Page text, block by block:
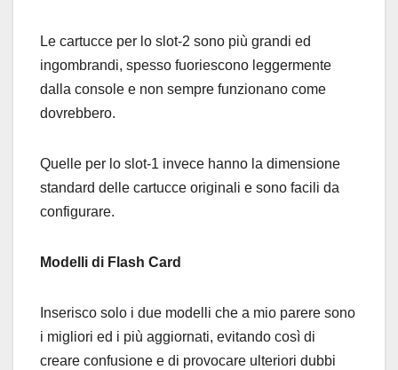
Le cartucce per lo slot-2 sono più grandi ed
ingombrandi, spesso fuoriescono leggermente
dalla console e non sempre funzionano come
dovrebbero.
Quelle per lo slot-1 invece hanno la dimensione
standard delle cartucce originali e sono facili da
configurare.
Modelli di Flash Card
Inserisco solo i due modelli che a mio parere sono
i migliori ed i più aggiornati, evitando così di
creare confusione e di provocare ulteriori dubbi